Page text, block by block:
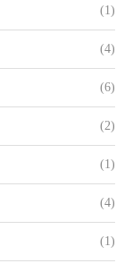
(1)
(4)
(6)
(2)
(1)
(4)
(1)